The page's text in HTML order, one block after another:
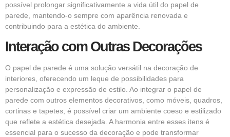
possível prolongar significativamente a vida útil do papel de
parede, mantendo-o sempre com aparência renovada e
contribuindo para a estética do ambiente.
Interação com Outras Decorações
O papel de parede é uma solução versátil na decoração de
interiores, oferecendo um leque de possibilidades para
personalização e expressão de estilo. Ao integrar o papel de
parede com outros elementos decorativos, como móveis, quadros,
cortinas e tapetes, é possível criar um ambiente coeso e estilizado
que reflete a estética desejada. A harmonia entre esses itens é
essencial para o sucesso da decoração e pode transformar